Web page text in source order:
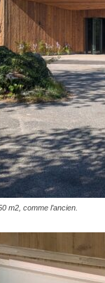
m2, comme l’ancien.